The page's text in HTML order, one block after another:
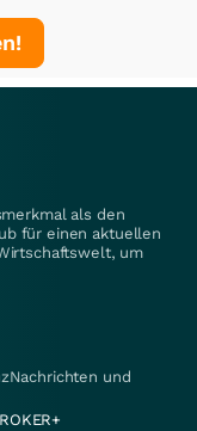
als den
für einen aktuellen
um
und